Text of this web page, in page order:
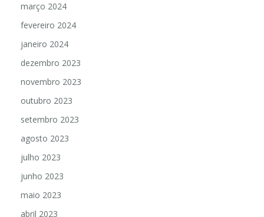
março 2024
fevereiro 2024
janeiro 2024
dezembro 2023
novembro 2023
outubro 2023
setembro 2023
agosto 2023
julho 2023
junho 2023
maio 2023
abril 2023